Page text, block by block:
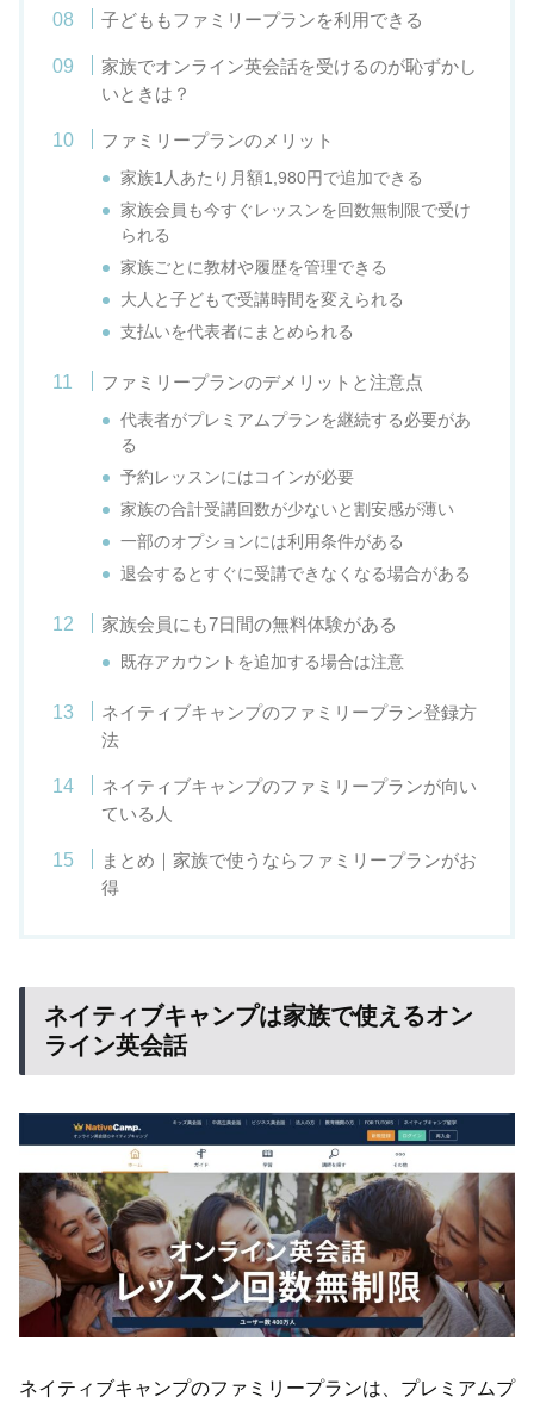
子どももファミリープランを利用できる
家族でオンライン英会話を受けるのが恥ずかし
いときは？
ファミリープランのメリット
家族1人あたり月額1,980円で追加できる
家族会員も今すぐレッスンを回数無制限で受け
られる
家族ごとに教材や履歴を管理できる
大人と子どもで受講時間を変えられる
支払いを代表者にまとめられる
ファミリープランのデメリットと注意点
代表者がプレミアムプランを継続する必要があ
る
予約レッスンにはコインが必要
家族の合計受講回数が少ないと割安感が薄い
一部のオプションには利用条件がある
退会するとすぐに受講できなくなる場合がある
家族会員にも7日間の無料体験がある
既存アカウントを追加する場合は注意
ネイティブキャンプのファミリープラン登録方
法
ネイティブキャンプのファミリープランが向い
ている人
まとめ｜家族で使うならファミリープランがお
得
ネイティブキャンプは家族で使えるオン
ライン英会話
ネイティブキャンプのファミリープランは、プレミアムプ